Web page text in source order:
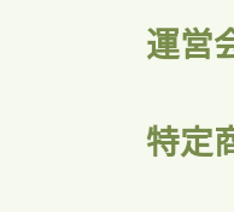
運営
特定